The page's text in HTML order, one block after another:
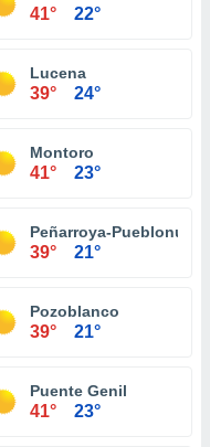
41° 22°
Lucena
39° 24°
Montoro
41° 23°
Peñarroya-
39° 21°
Pozoblanco
39° 21°
Puente Genil
41° 23°